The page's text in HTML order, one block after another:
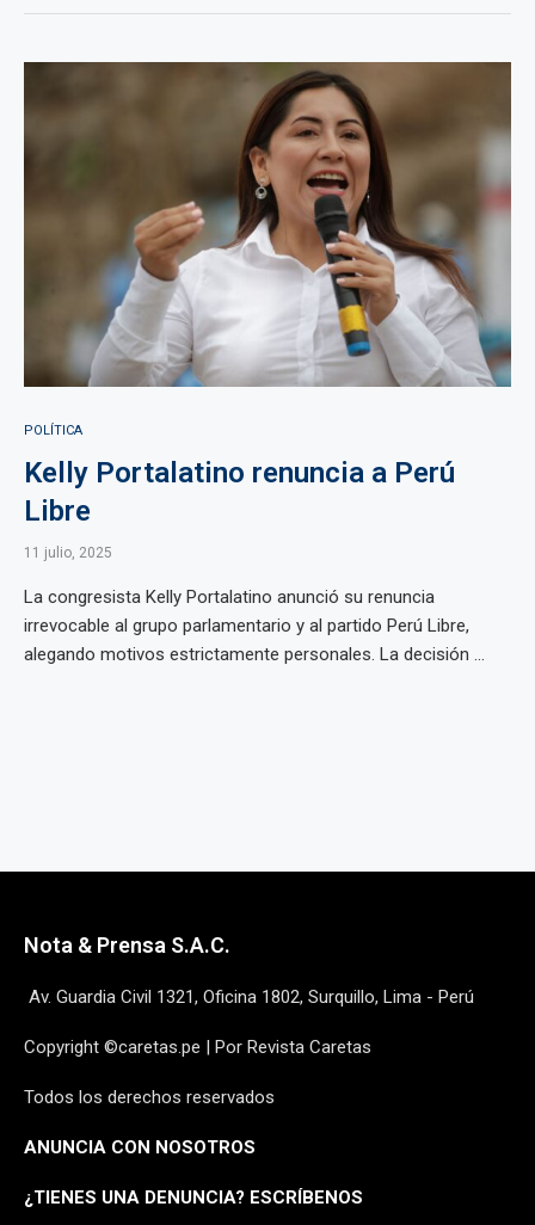
POLÍTICA
Kelly Portalatino renuncia a Perú
Libre
11 julio, 2025
La congresista Kelly Portalatino anunció su renuncia
irrevocable al grupo parlamentario y al partido Perú Libre,
alegando motivos estrictamente personales. La decisión ...
Nota & Prensa S.A.C.
Av. Guardia Civil 1321, Oficina 1802, Surquillo, Lima - Perú
Copyright ©caretas.pe | Por Revista Caretas
Todos los derechos reservados
ANUNCIA CON NOSOTROS
¿TIENES UNA DENUNCIA? ESCRÍBENOS